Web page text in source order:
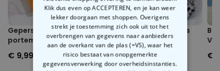
Gepersonaliseerde
portemonnee tekst en
symbool
€ 9,99
Verwarmde pantoffels
voor de magnetron
€ 24,99 €
Klik dus even op ACCEPTEREN, en je kan weer
lekker doorgaan met shoppen. Overigens
strekt je toestemming zich ook uit tot het
overbrengen van gegevens naar aanbieders
aan de overkant van de plas (=VS), waar het
risico bestaat van onopgemerkte
gegevensverwerking door overheidsinstanties.